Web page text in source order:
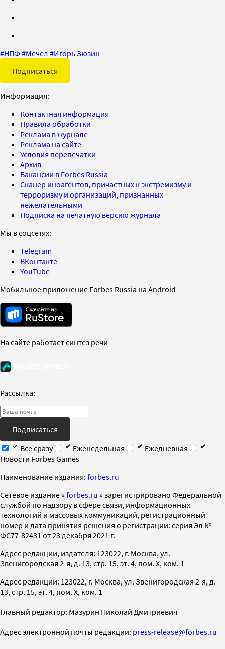
#НПФ #Мечел #Игорь Зюзин
Подписаться
Информация:
Контактная информация
Правила обработки
Реклама в журнале
Реклама на сайте
Условия перепечатки
Архив
Вакансии в Forbes Russia
Сканер иноагентов, причастных к экстремизму и
терроризму и организаций, признанных
нежелательными
Подписка на печатную версию журнала
Мы в соцсетях:
Telegram
ВКонтакте
YouTube
Мобильное приложение Forbes Russia на Android
На сайте работает синтез речи
Рассылка:
Подписаться
Все сразу
Еженедельная
Ежедневная
Новости Forbes Games
Наименование издания: forbes.ru
Cетевое издание « forbes.ru » зарегистрировано Федеральной
службой по надзору в сфере связи, информационных
технологий и массовых коммуникаций, регистрационный
номер и дата принятия решения о регистрации: серия Эл №
ФС77-82431 от 23 декабря 2021 г.
Адрес редакции, издателя: 123022, г. Москва, ул.
Звенигородская 2-я, д. 13, стр. 15, эт. 4, пом. X, ком. 1
Адрес редакции: 123022, г. Москва, ул. Звенигородская 2-я, д.
13, стр. 15, эт. 4, пом. X, ком. 1
Главный редактор: Мазурин Николай Дмитриевич
Адрес электронной почты редакции: press-release@forbes.ru